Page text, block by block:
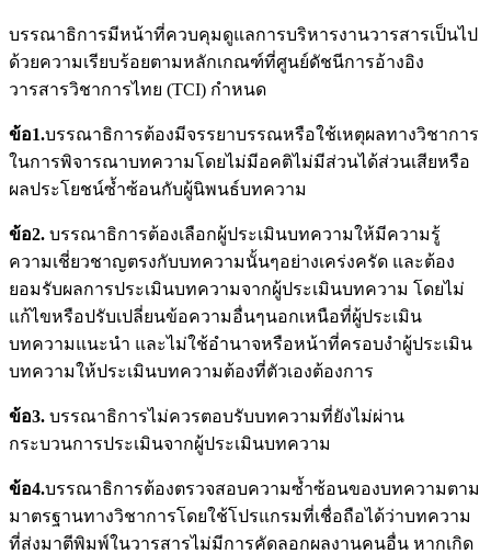
บรรณาธิการมีหน้าที่ควบคุมดูแลการบริหารงานวารสารเป็นไป
ด้วยความเรียบร้อยตามหลักเกณฑ์ที่ศูนย์ดัชนีการอ้างอิง
วารสารวิชาการไทย (TCI) กำหนด
ข้อ1.บรรณาธิการต้องมีจรรยาบรรณหรือใช้เหตุผลทางวิชาการ
ในการพิจารณาบทความโดยไม่มีอคติไม่มีส่วนได้ส่วนเสียหรือ
ผลประโยชน์ซ้ำซ้อนกับผู้นิพนธ์บทความ
ข้อ2. บรรณาธิการต้องเลือกผู้ประเมินบทความให้มีความรู้
ความเชี่ยวชาญตรงกับบทความนั้นๆอย่างเคร่งครัด และต้อง
ยอมรับผลการประเมินบทความจากผู้ประเมินบทความ โดยไม่
แก้ไขหรือปรับเปลี่ยนข้อความอื่นๆนอกเหนือที่ผู้ประเมิน
บทความแนะนำ และไม่ใช้อำนาจหรือหน้าที่ครอบงำผู้ประเมิน
บทความให้ประเมินบทความต้องที่ตัวเองต้องการ
ข้อ3. บรรณาธิการไม่ควรตอบรับบทความที่ยังไม่ผ่าน
กระบวนการประเมินจากผู้ประเมินบทความ
ข้อ4.บรรณาธิการต้องตรวจสอบความซ้ำซ้อนของบทความตาม
มาตรฐานทางวิชาการโดยใช้โปรแกรมที่เชื่อถือได้ว่าบทความ
ที่ส่งมาตีพิมพ์ในวารสารไม่มีการคัดลอกผลงานคนอื่น หากเกิด